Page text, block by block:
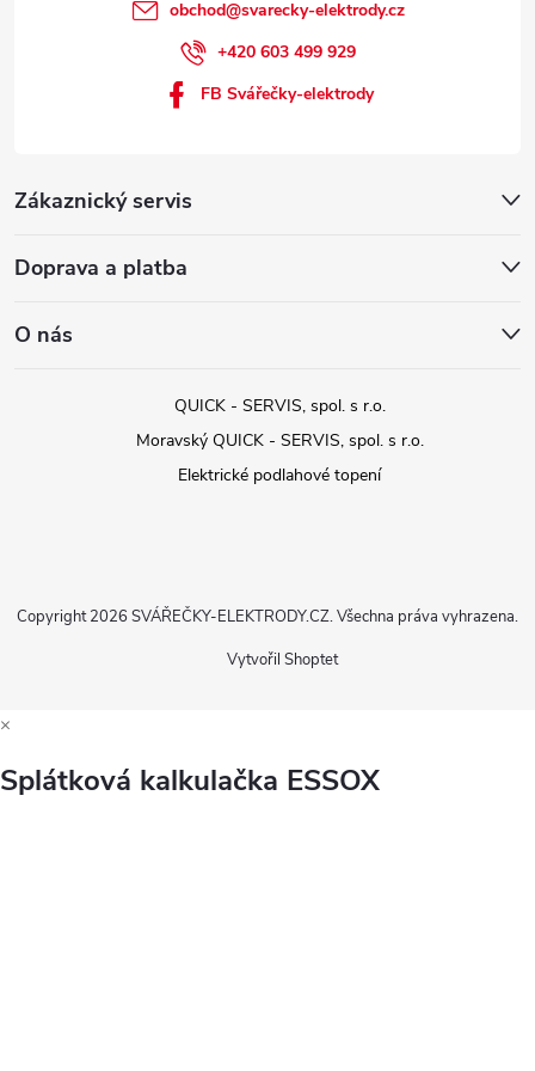
Zákaznický servis
Doprava a platba
O nás
obchod@svarecky-elektrody.cz
+420 603 499 929
FB Svářečky-elektrody
QUICK - SERVIS, spol. s r.o.
Moravský QUICK - SERVIS, spol. s r.o.
Elektrické podlahové topení
Vytvořil Shoptet
Copyright 2026 SVÁŘEČKY-ELEKTRODY.CZ. Všechna práva vyhrazena.
×
Splátková kalkulačka ESSOX